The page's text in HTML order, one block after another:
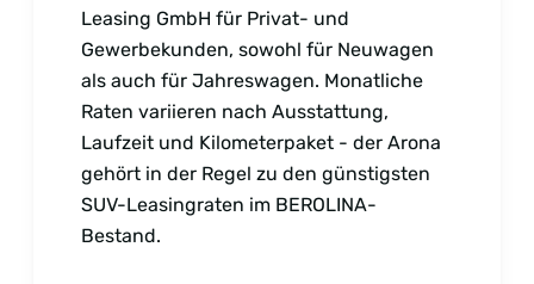
Leasing GmbH für Privat- und
Gewerbekunden, sowohl für Neuwagen
als auch für Jahreswagen. Monatliche
Raten variieren nach Ausstattung,
Laufzeit und Kilometerpaket - der Arona
gehört in der Regel zu den günstigsten
SUV-Leasingraten im BEROLINA-
Bestand.